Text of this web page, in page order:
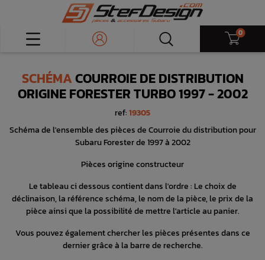
0
SCHÉMACOURROIE DE DISTRIBUTION
ORIGINE FORESTER TURBO 1997 - 2002
ref:19305
Schéma de l'ensemble des pièces de Courroie du distribution pour
Subaru Forester de 1997 à 2002
Pièces origine constructeur
Le tableau ci dessous contient dans l'ordre : Le choix de
déclinaison, la référence schéma, le nom de la pièce, le prix de la
pièce ainsi que la possibilité de mettre l'article au panier.
Vous pouvez également chercher les pièces présentes dans ce
dernier grâce à la barre de recherche.